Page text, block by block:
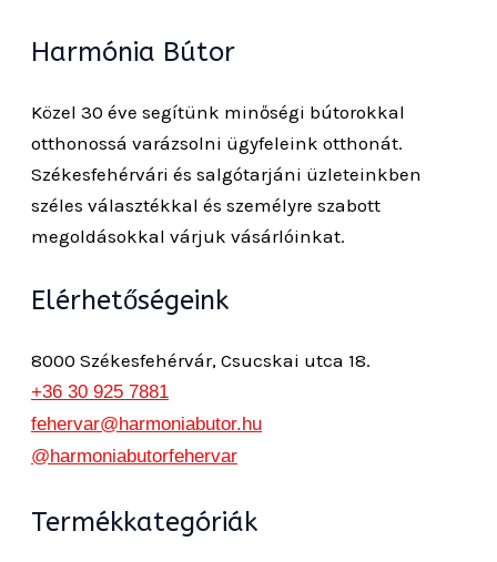
Harmónia Bútor
Közel 30 éve segítünk minőségi bútorokkal
otthonossá varázsolni ügyfeleink otthonát.
Székesfehérvári és salgótarjáni üzleteinkben
széles választékkal és személyre szabott
megoldásokkal várjuk vásárlóinkat.
Elérhetőségeink
8000 Székesfehérvár, Csucskai utca 18.
+36 30 925 7881
fehervar@harmoniabutor.hu
@harmoniabutorfehervar
Termékkategóriák